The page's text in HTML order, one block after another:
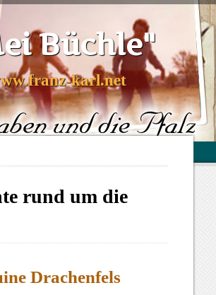
Büchle"
karl.net
rund um die
Drachenfels